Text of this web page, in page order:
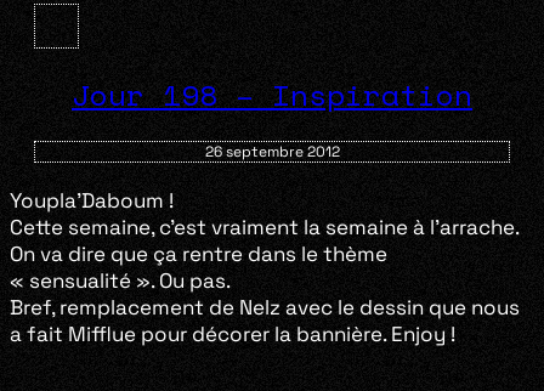
Jour 198 – Inspiration
26 septembre 2012
Youpla’Daboum !
Cette semaine, c’est vraiment la semaine à l’arrache.
On va dire que ça rentre dans le thème
« sensualité ». Ou pas.
Bref, remplacement de Nelz avec le dessin que nous
a fait Mifflue pour décorer la bannière. Enjoy !